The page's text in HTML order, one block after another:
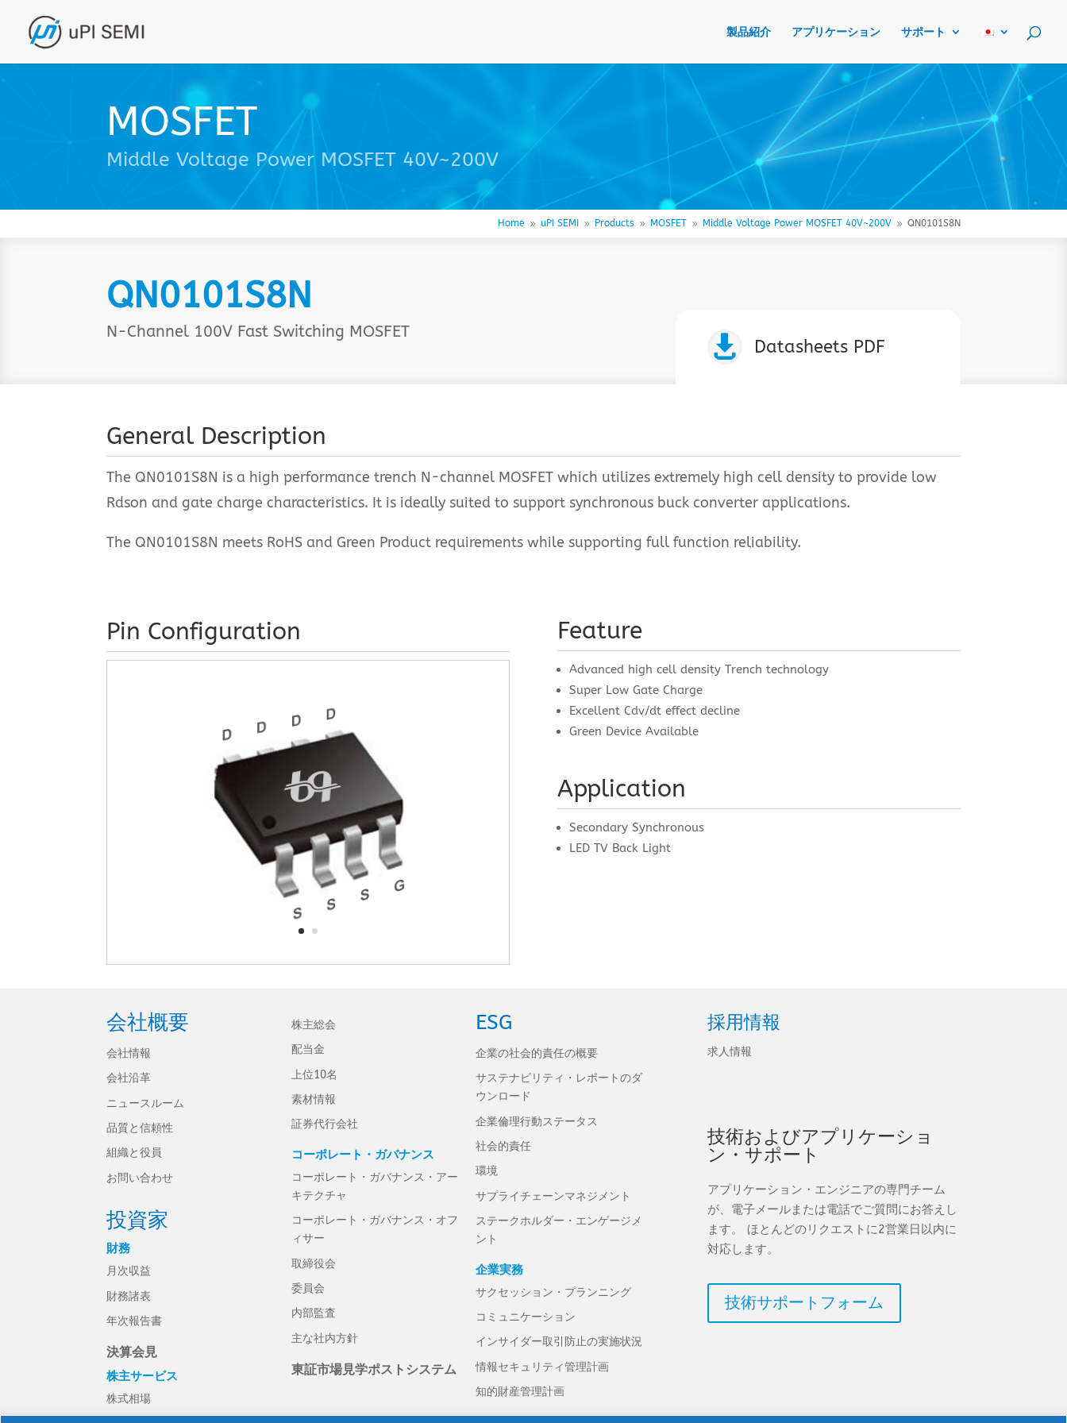
製品紹介 アプリケーション サポート
MOSFET
Middle Voltage Power MOSFET 40V~200V
Home 9 uPI SEMI 9 Products 9 MOSFET 9 Middle Voltage Power MOSFET 40V~200V 9 QN0101S8N
QN0101S8N
N-Channel 100V Fast Switching MOSFET
 Datasheets PDF
General Description
The QN0101S8N is a high performance trench N-channel MOSFET which utilizes extremely high cell density to provide low
Rdson and gate charge characteristics. It is ideally suited to support synchronous buck converter applications.
The QN0101S8N meets RoHS and Green Product requirements while supporting full function reliability.
Pin Configuration Feature
Advanced high cell density Trench technology
Super Low Gate Charge
Excellent Cdv/dt effect decline
Green Device Available
Application
Secondary Synchronous
LED TV Back Light
会社概要
会社情報
会社沿革
ニュースルーム
品質と信頼性
組織と役員
お問い合わせ
投資家
財務
月次収益
財務諸表
年次報告書
決算会見
株主サービス
株式相場
株主総会
配当金
上位10名
素材情報
証券代行会社
コーポレート・ガバナンス
コーポレート・ガバナンス・アー
キテクチャ
コーポレート・ガバナンス・オフ
ィサー
取締役会
委員会
内部監査
主な社内方針
東証市場見学ポストシステム
ESG
企業の社会的責任の概要
サステナビリティ・レポートのダ
ウンロード
企業倫理行動ステータス
社会的責任
環境
サプライチェーンマネジメント
ステークホルダー・エンゲージメ
ント
企業実務
サクセッション・プランニング
コミュニケーション
インサイダー取引防止の実施状況
情報セキュリティ管理計画
知的財産管理計画
採用情報
求人情報
技術およびアプリケーショ
ン・サポート
アプリケーション・エンジニアの専門チーム
が、電子メールまたは電話でご質問にお答えし
ます。 ほとんどのリクエストに2営業日以内に
対応します。
技術サポートフォーム